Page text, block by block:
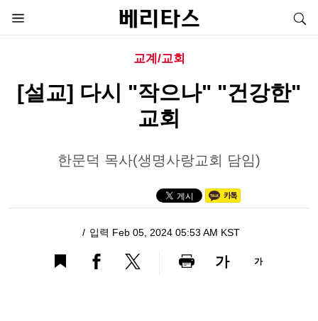
교계/교회
[설교] 다시 "작으나" "건강한"
교회
한문덕 목사(생명사랑교회 담임)
입력 Feb 05, 2024 05:53 AM KST
가 가